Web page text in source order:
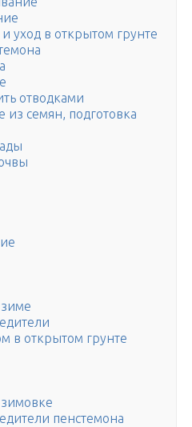
уход в открытом грунте
отводками
семян, подготовка
в открытом грунте
пенстемона